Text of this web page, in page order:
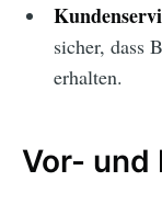
sicher, dass
erhalten.
Vor- und